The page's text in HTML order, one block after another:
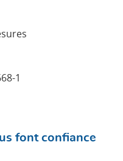
1
font confiance